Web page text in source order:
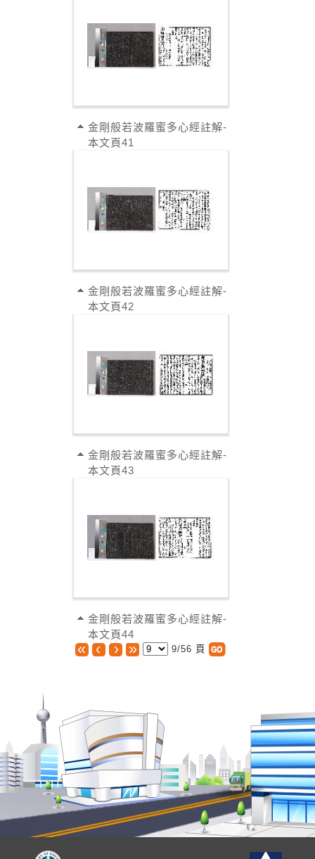
金剛般若波羅蜜多心經註解-
本文頁41
金剛般若波羅蜜多心經註解-
本文頁42
金剛般若波羅蜜多心經註解-
本文頁43
金剛般若波羅蜜多心經註解-
本文頁44
9/56 頁